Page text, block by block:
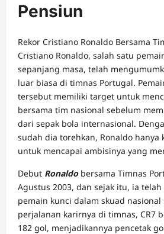
Pensiun
Rekor Cristiano Ronaldo Bersama
Cristiano Ronaldo, salah satu
sepanjang masa, telah
luar biasa di timnas Portugal.
tersebut memiliki target untuk
bersama tim nasional sebelum
dari sepak bola internasional.
sudah dia torehkan, Ronaldo hanya
untuk mencapai ambisinya yang
Debut Ronaldobersama Timnas
Agustus 2003, dan sejak itu, ia
pemain kunci dalam skuad nasional
perjalanan karirnya di timnas, CR7
182 gol, menjadikannya pencetak